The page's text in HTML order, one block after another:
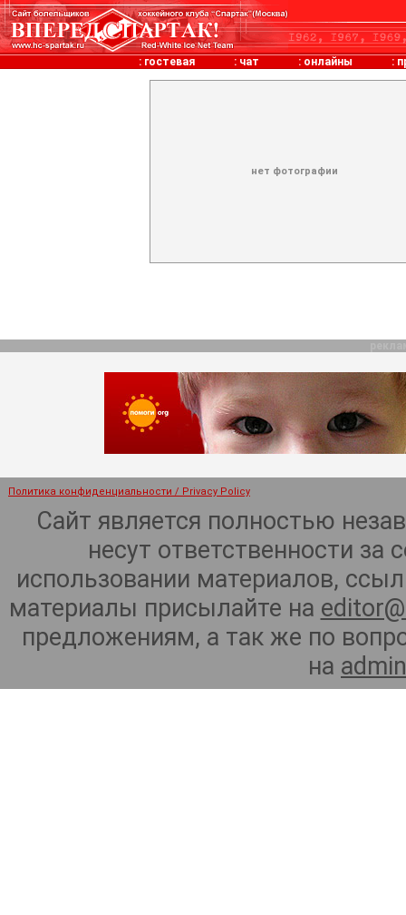
: гостевая : чат : онлайны :
нет фотографии
Политика конфиденциальности / Privacy Policy
Сайт является полностью
несут ответственности
использовании материалов,
материалы присылайте на
предложениям, а так же по
на